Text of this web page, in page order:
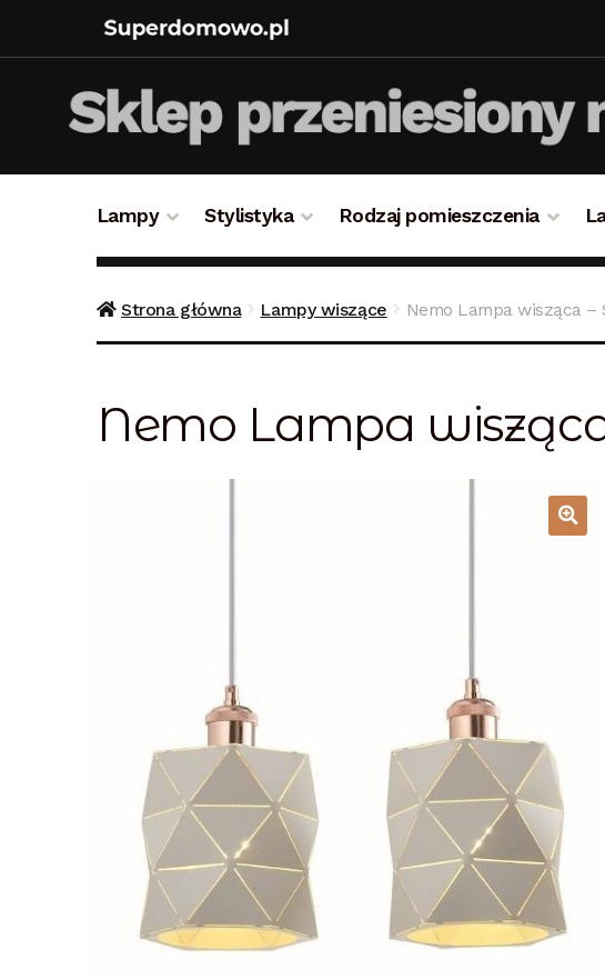
Lampy Stylistyka Rodzaj pomieszczenia
Strona główna Lampy wiszące Nemo Lampa wisząca
Nemo Lampa